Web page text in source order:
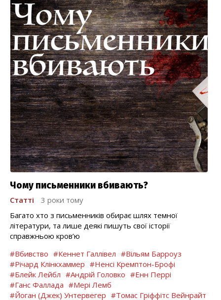
Чому письменники вбивають?
Статті
3 роки тому
Багато хто з письменників обирає шлях темної
літератури, та лише деякі пишуть свої історії
справжньою кров’ю
#Вбивство #Кеннет Галлівел #Вільям Барроуз
#Річард Клінкхаммер #Ненсі Кремптон-Брофі
#Блейк Лейбл #Андрій Головко #Енн Перрі
#Ганс Фаллада #Мері Лемб
#Йоган (Джек) Унтервегер #Томас Гріффітс Вейнрайт